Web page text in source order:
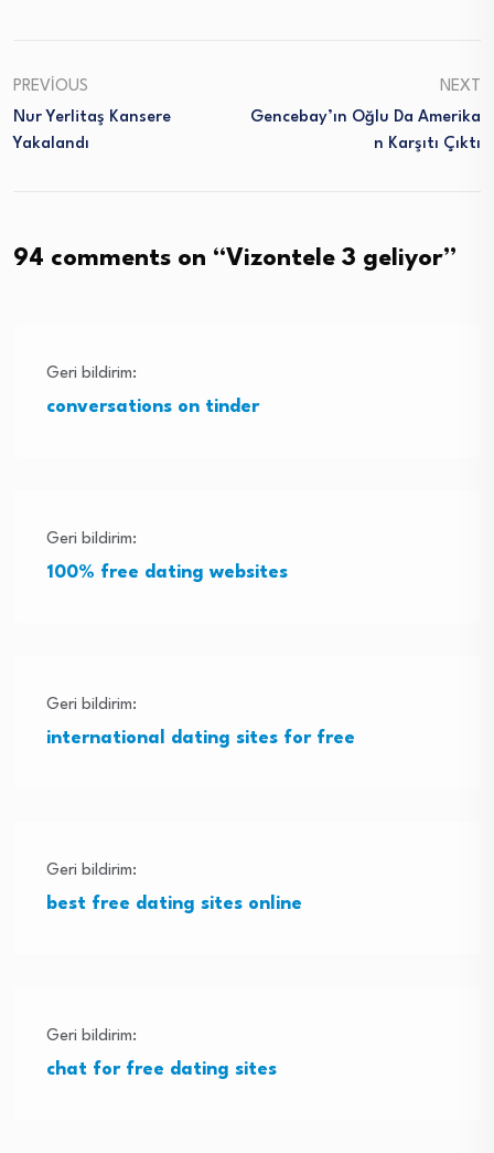
PREVIOUS
Nur Yerlitaş Kansere
Yakalandı
NEXT
Gencebay’ın Oğlu Da Amerika
N Karşıtı Çıktı
94 comments on “Vizontele 3 geliyor”
Geri bildirim:
conversations on tinder
Geri bildirim:
100% free dating websites
Geri bildirim:
international dating sites for free
Geri bildirim:
best free dating sites online
Geri bildirim:
chat for free dating sites